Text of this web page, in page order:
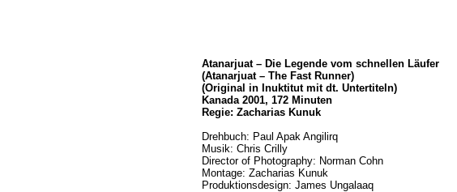
Atanarjuat – Die Legende vom schnellen Läufer
(Atanarjuat – The Fast Runner)
(Original in Inuktitut mit dt. Untertiteln)
Kanada 2001, 172 Minuten
Regie: Zacharias Kunuk
Drehbuch: Paul Apak Angilirq
Musik: Chris Crilly
Director of Photography: Norman Cohn
Montage: Zacharias Kunuk
Produktionsdesign: James Ungalaaq